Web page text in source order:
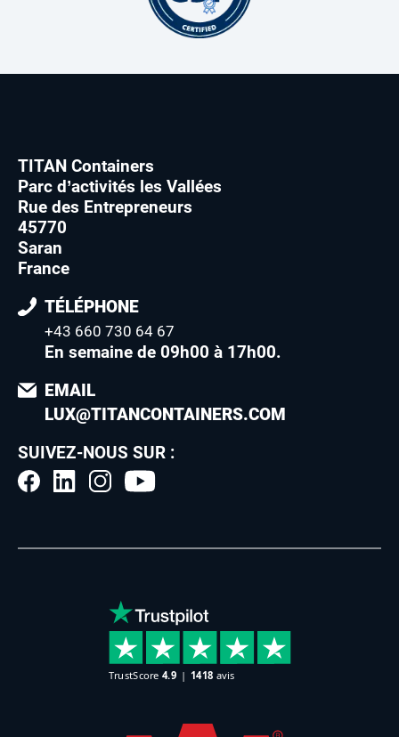
TITAN Containers
Parc d’activités les Vallées
Rue des Entrepreneurs
45770
Saran
France
TÉLÉPHONE
+43 660 730 64 67
En semaine de 09h00 à 17h00.
EMAIL
LUX@TITANCONTAINERS.COM
SUIVEZ-NOUS SUR :